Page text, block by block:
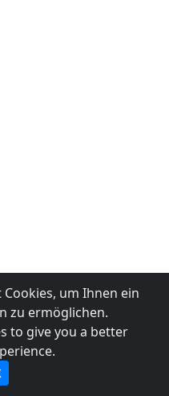
um Ihnen ein
zu ermöglichen.
to give you a better